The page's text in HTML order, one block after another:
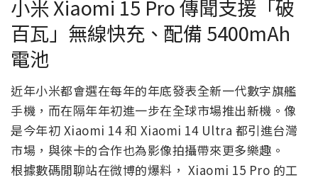
小米 Xiaomi 15 Pro 傳聞支援「破
百瓦」無線快充、配備 5400mAh
電池
近年小米都會選在每年的年底發表全新一代數字旗艦
手機，而在隔年年初進一步在全球市場推出新機。像
是今年初 Xiaomi 14 和 Xiaomi 14 Ultra 都引進台灣
市場，與徠卡的合作也為影像拍攝帶來更多樂趣。
根據數碼閒聊站在微博的爆料， Xiaomi 15 Pro 的工